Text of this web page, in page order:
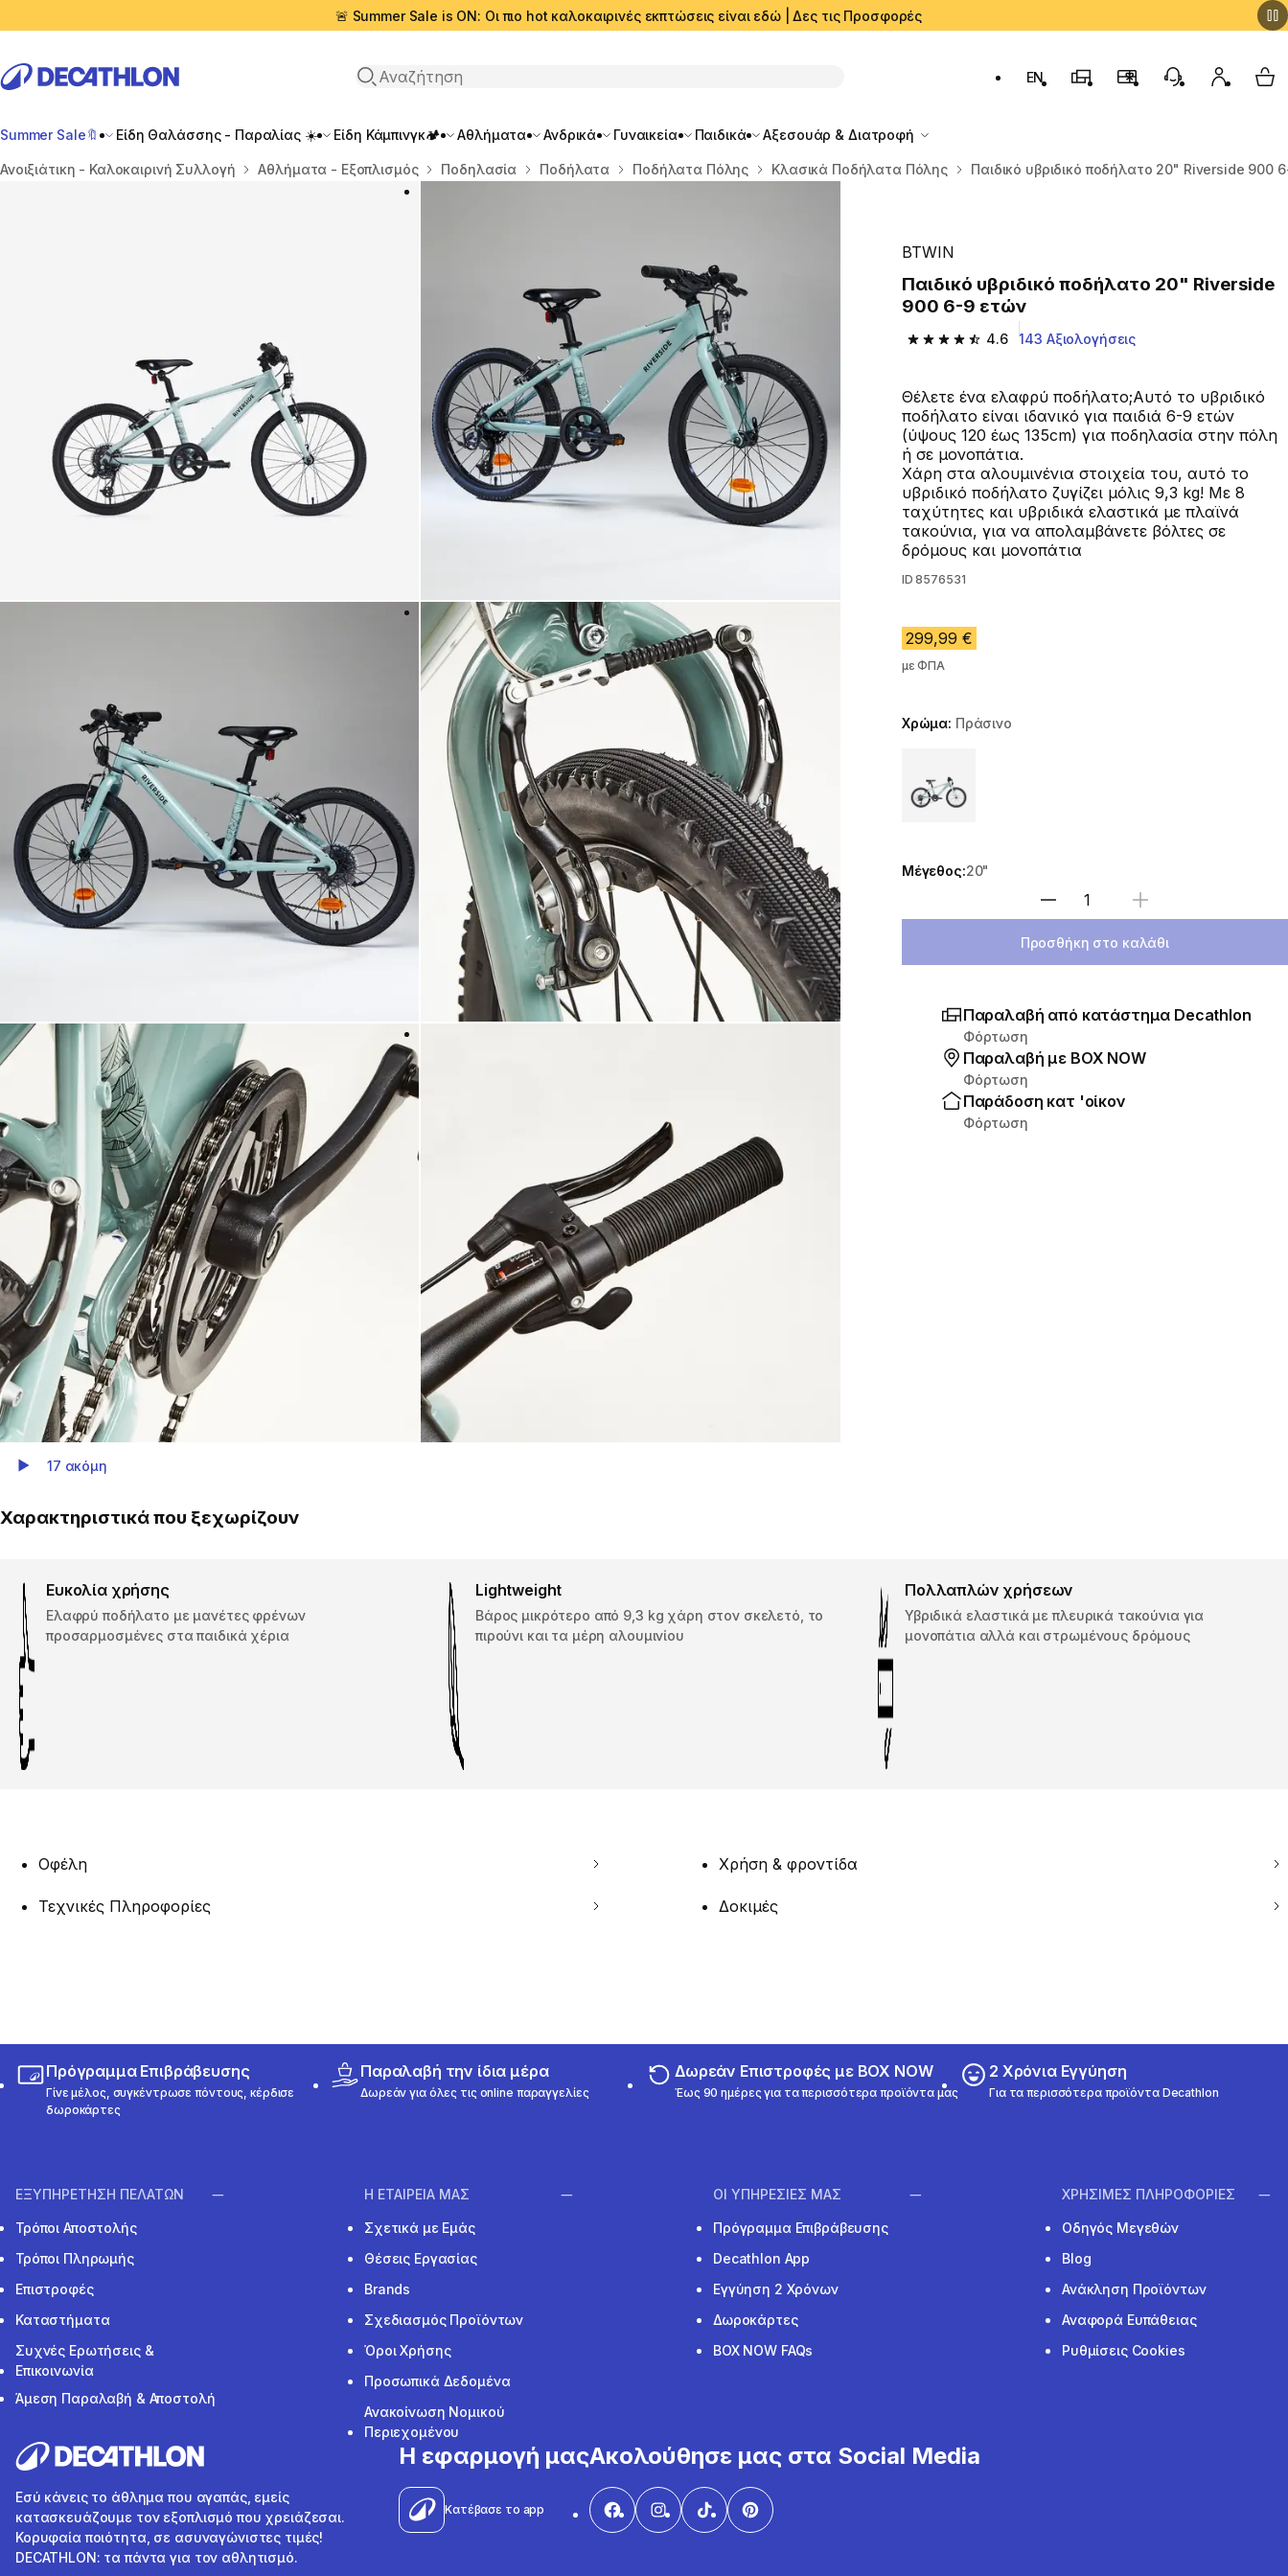
🚨 Summer Sale is ON: Οι πιο hot καλοκαιρινές εκπτώσεις είναι εδώ | Δες τις Προσφορές
Αναζήτηση
Αλλαγή γλώσσας: English (English)
EN
Καταστήματα Decathlon
ΠρόγραμμαΕξυπηρέτηση
Ο My
Summer Sale🔖 Είδη Θαλάσσης - Παραλίας ☀️ Είδη Κάμπινγκ🏕️ Αθλήματα Ανδρικά Γυναικεία Παιδικά Αξεσουάρ & Διατροφή
Αρχική σελίδα
Ανοιξιάτικη - Καλοκαιρινή Συλλογή Αθλήματα - Εξοπλισμός Ποδηλασία Ποδήλατα Ποδήλατα Πόλης Κλασικά Ποδήλατα Πόλης Παιδικό υβριδικό ποδήλατο 20" Riverside 900
Play Video
17 ακόμη
BTWIN
Παιδικό υβριδικό ποδήλατο 20" Riverside
900 6-9 ετών
4.6
4.6 out of 5 stars from 143 reviews
143 Αξιολογήσεις
Θέλετε ένα ελαφρύ ποδήλατο;Αυτό το υβριδικό
ποδήλατο είναι ιδανικό για παιδιά 6-9 ετών
(ύψους 120 έως 135cm) για ποδηλασία στην πόλη
ή σε μονοπάτια.
Χάρη στα αλουμινένια στοιχεία του, αυτό το
υβριδικό ποδήλατο ζυγίζει μόλις 9,3 kg! Με 8
ταχύτητες και υβριδικά ελαστικά με πλαϊνά
τακούνια, για να απολαμβάνετε βόλτες σε
δρόμους και μονοπάτια
ID 8576531
299,99 €
με ΦΠΑ
Χρώμα: Πράσινο
Μέγεθος:20"
Επιλέξτε ποσότητα
Προσθήκη στο καλάθι
Παραλαβή από κατάστημα Decathlon
Φόρτωση
Παραλαβή με ΒΟΧ ΝΟW
Φόρτωση
Παράδοση κατ 'οίκον
Φόρτωση
Χαρακτηριστικά που ξεχωρίζουν
Ευκολία χρήσης
Ελαφρύ ποδήλατο με μανέτες φρένων
προσαρμοσμένες στα παιδικά χέρια
Lightweight
Βάρος μικρότερο από 9,3 kg χάρη στον σκελετό, το
πιρούνι και τα μέρη αλουμινίου
Πολλαπλών χρήσεων
Υβριδικά ελαστικά με πλευρικά τακούνια για
μονοπάτια αλλά και στρωμένους δρόμους
Οφέλη Χρήση & φροντίδα
Τεχνικές Πληροφορίες Δοκιμές
Πρόγραμμα Επιβράβευσης
Γίνε μέλος, συγκέντρωσε πόντους, κέρδισε
δωροκάρτες
Παραλαβή την ίδια μέρα
Δωρεάν για όλες τις online παραγγελίες
Δωρεάν Επιστροφές με BOX NOW
Έως 90 ημέρες για τα περισσότερα προϊόντα μας
2 Χρόνια Εγγύηση
Για τα περισσότερα προϊόντα Decathlon
ΕΞΥΠΗΡΕΤΗΣΗ ΠΕΛΑΤΩΝ
Τρόποι Αποστολής
Τρόποι Πληρωμής
Επιστροφές
Καταστήματα
Συχνές Ερωτήσεις &
Επικοινωνία
Άμεση Παραλαβή & Αποστολή
Η ΕΤΑΙΡΕΙΑ ΜΑΣ
Σχετικά με Εμάς
Θέσεις Εργασίας
Brands
Σχεδιασμός Προϊόντων
Όροι Χρήσης
Προσωπικά Δεδομένα
Ανακοίνωση Νομικού
Περιεχομένου
ΟΙ ΥΠΗΡΕΣΙΕΣ ΜΑΣ
Πρόγραμμα Επιβράβευσης
Decathlon App
Εγγύηση 2 Χρόνων
Δωροκάρτες
BOX NOW FAQs
ΧΡΗΣΙΜΕΣ ΠΛΗΡΟΦΟΡΙΕΣ
Οδηγός Μεγεθών
Blog
Ανάκληση Προϊόντων
Αναφορά Ευπάθειας
Ρυθμίσεις Cookies
Εσύ κάνεις το άθλημα που αγαπάς, εμείς
κατασκευάζουμε τον εξοπλισμό που χρειάζεσαι.
Κορυφαία ποιότητα, σε ασυναγώνιστες τιμές!
DECATHLON: τα πάντα για τον αθλητισμό.
Η εφαρμογή μας
Κατέβασε το app
Ακολούθησε μας στα Social Media